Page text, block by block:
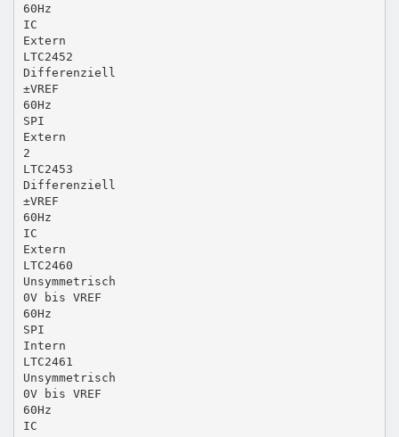
60Hz
IC
Extern
LTC2452
Differenziell
±VREF
60Hz
SPI
Extern
2
LTC2453
Differenziell
±VREF
60Hz
IC
Extern
LTC2460
Unsymmetrisch
0V bis VREF
60Hz
SPI
Intern
LTC2461
Unsymmetrisch
0V bis VREF
60Hz
IC